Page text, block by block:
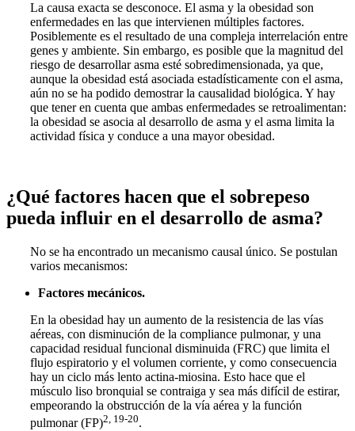
La causa exacta se desconoce. El asma y la obesidad son
enfermedades en las que intervienen múltiples factores.
Posiblemente es el resultado de una compleja interrelación entre
genes y ambiente. Sin embargo, es posible que la magnitud del
riesgo de desarrollar asma esté sobredimensionada, ya que,
aunque la obesidad está asociada estadísticamente con el asma,
aún no se ha podido demostrar la causalidad biológica. Y hay
que tener en cuenta que ambas enfermedades se retroalimentan:
la obesidad se asocia al desarrollo de asma y el asma limita la
actividad física y conduce a una mayor obesidad.
¿Qué factores hacen que el sobrepeso
pueda influir en el desarrollo de asma?
No se ha encontrado un mecanismo causal único. Se postulan
varios mecanismos:
Factores mecánicos.
En la obesidad hay un aumento de la resistencia de las vías
aéreas, con disminución de la compliance pulmonar, y una
capacidad residual funcional disminuida (FRC) que limita el
flujo espiratorio y el volumen corriente, y como consecuencia
hay un ciclo más lento actina-miosina. Esto hace que el
músculo liso bronquial se contraiga y sea más difícil de estirar,
empeorando la obstrucción de la vía aérea y la función
pulmonar (FP)2, 19-20.